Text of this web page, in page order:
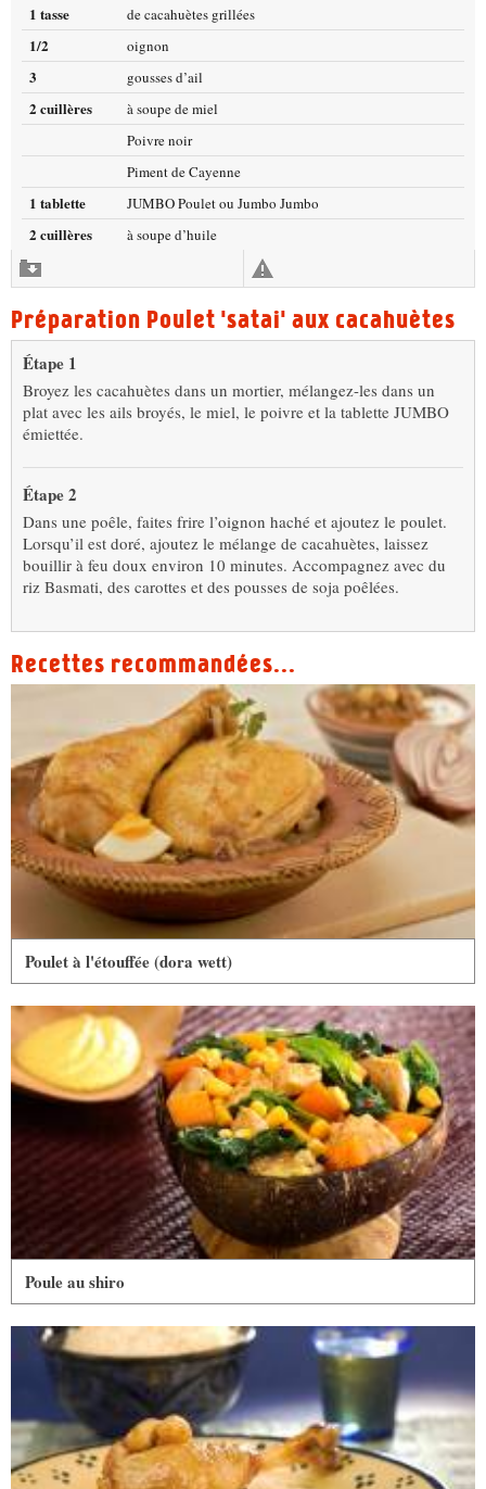
1 tasse de cacahuètes grillées
1/2 oignon
3 gousses d’ail
2 cuillères
à soupe de miel
Poivre noir
Piment de Cayenne
1 tablette JUMBO Poulet ou Jumbo Jumbo
2 cuillères à soupe d’huile
Préparation Poulet 'satai' aux cacahuètes
Étape 1
Broyez les cacahuètes dans un mortier, mélangez-les dans un
plat avec les ails broyés, le miel, le poivre et la tablette JUMBO
émiettée.
Étape 2
Dans une poêle, faites frire l’oignon haché et ajoutez le poulet.
Lorsqu’il est doré, ajoutez le mélange de cacahuètes, laissez
bouillir à feu doux environ 10 minutes. Accompagnez avec du
riz Basmati, des carottes et des pousses de soja poêlées.
Recettes recommandées...
Poulet à l'étouffée (dora wett)
Poule au shiro